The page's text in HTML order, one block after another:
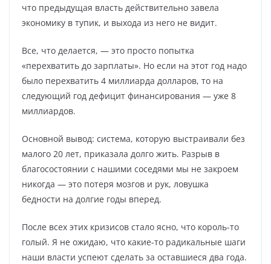
что предыдущая власть действительно завела
экономику в тупик, и выхода из него не видит.
Все, что делается, — это просто попытка
«перехватить до зарплаты». Но если на этот год надо
было перехватить 4 миллиарда долларов, то на
следующий год дефицит финансирования — уже 8
миллиардов.
Основной вывод: система, которую выстраивали без
малого 20 лет, приказала долго жить. Разрыв в
благосостоянии с нашими соседями мы не закроем
никогда — это потеря мозгов и рук, ловушка
бедности на долгие годы вперед.
После всех этих кризисов стало ясно, что король-то
голый. Я не ожидаю, что какие-то радикальные шаги
наши власти успеют сделать за оставшиеся два года.